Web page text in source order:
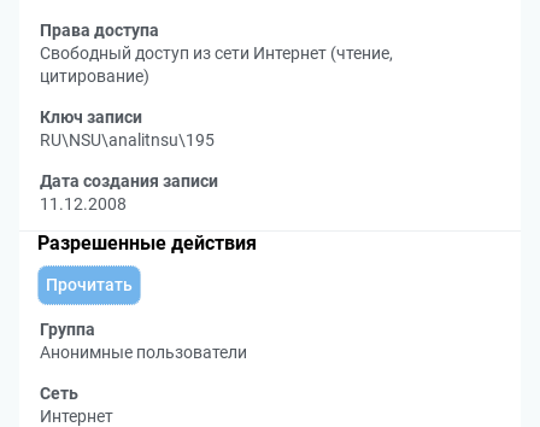
Права доступа
Свободный доступ из сети Интернет (чтение,
цитирование)
Ключ записи
RU\NSU\analitnsu\195
Дата создания записи
11.12.2008
Разрешенные действия
Прочитать
Группа
Анонимные пользователи
Сеть
Интернет